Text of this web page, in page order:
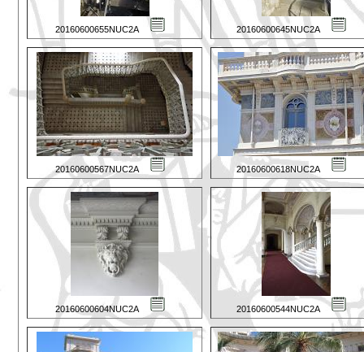
20160600655NUC2A 20160600645NUC2A
20160600567NUC2A 20160600618NUC2A
20160600604NUC2A 20160600544NUC2A